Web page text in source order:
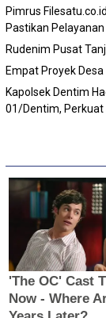
Pimrus
Pastikan
Rudenim Pusat
Empat Proyek
Kapolsek Dentim
01/Dentim, Perkuat